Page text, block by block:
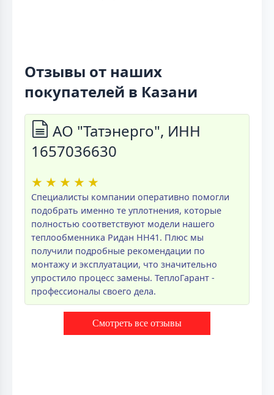
Отзывы от наших
покупателей в Казани
АО "Татэнерго", ИНН
1657036630
★ ★ ★ ★ ★
Специалисты компании оперативно помогли
подобрать именно те уплотнения, которые
полностью соответствуют модели нашего
теплообменника Ридан НН41. Плюс мы
получили подробные рекомендации по
монтажу и эксплуатации, что значительно
упростило процесс замены. ТеплоГарант -
профессионалы своего дела.
Смотреть все отзывы